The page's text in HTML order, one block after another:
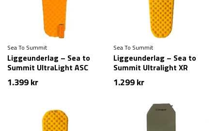
Sea To Summit
Liggeunderlag – Sea to
Summit UltraLight ASC
Insulated Mat – Regular
1.399kr
Sea To Summit
Liggeunderlag – Sea to
Summit Ultralight XR
Insulated Mat – Large
1.299kr